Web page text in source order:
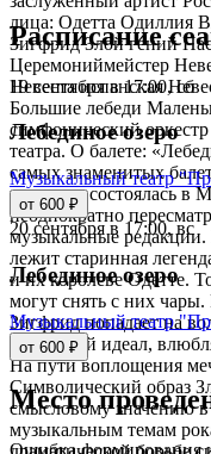
лица: Одетта Одиллия
Зигфрид Злой гений
Церемониймейстер
Невеста испанская
Большие лебеди
симфонический
театра. О балете:
самых знаменитых
премьера состоялась в
неоднократно
музыкальные
лежит старинная
и их королеве Одетте.
могут снять с них
Зигфрид попадает на
в ней свой идеал,
На пути воплощения
Символический образ
смысловому значению в
музыкальным темам
Расписание
19 сентября в 17:00, сб
Лебединое озеро
Музыкальный театр
от 600 ₽
20 сентября в 17:00, вс
Лебединое озеро
Музыкальный театр
от 600 ₽
Место